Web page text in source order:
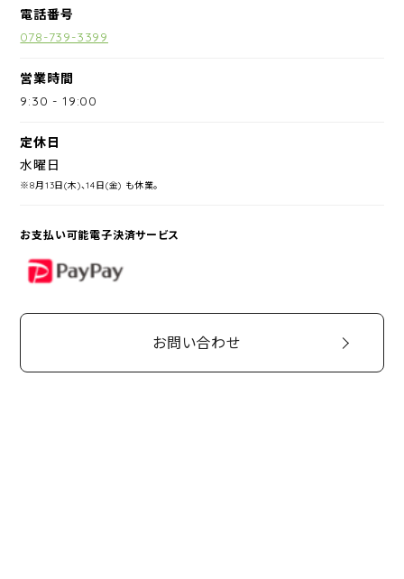
電話番号
078-739-3399
営業時間
9:30 -19:00
定休日
水曜日
※8月13日(木)、14日(金) も休業。
お支払い可能電子決済サービス
PayPay
お問い合わせ